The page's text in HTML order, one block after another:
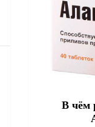
В чём